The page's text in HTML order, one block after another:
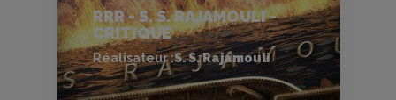
RRR - S. S. RAJAMOULI -
CRITIQUE
Réalisateur :S. S. Rajamouli